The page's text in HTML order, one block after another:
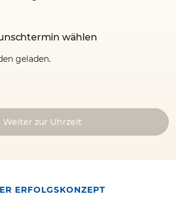
wählen
geladen.
Weiter zur Uhrzeit
ERFOLGSKONZEPT